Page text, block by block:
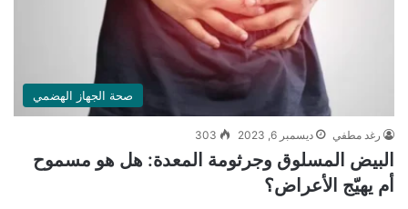
صحة الجهاز الهضمي
رغد مطفي ديسمبر 6, 2023 303
البيض المسلوق وجرثومة المعدة: هل هو مسموح
أم يهيّج الأعراض؟